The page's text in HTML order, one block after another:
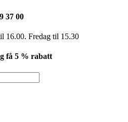
37 00
16.00. Fredag til 15.30
få 5 % rabatt